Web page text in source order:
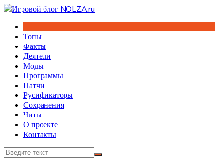
Перейти
содержимому
Топы
Факты
Деятели
Моды
Программы
Патчи
Русификаторы
Сохранения
Читы
О проекте
Контакты